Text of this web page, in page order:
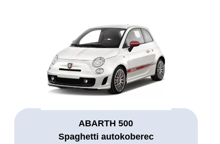
ABARTH 500
Spaghetti autokoberec